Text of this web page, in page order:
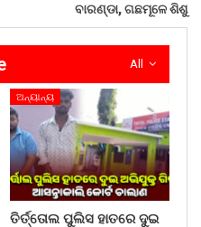
ବାରଣ୍ଡା, ଗଛମୂଳେ ଶିଶୁ
All
ଅନ୍ୟାନ୍ୟ
ତିର୍ତ୍ତୋଲ ପୁଲିସ ହାତରେ ଦୁଇ